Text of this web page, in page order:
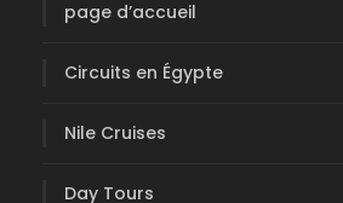
page d’accueil
Circuits en Égypte
Nile Cruises
Day Tours